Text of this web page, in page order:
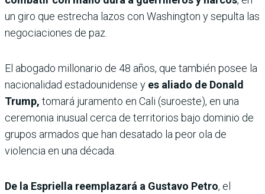
un giro que estrecha lazos con Washington y sepulta las
negociaciones de paz.
El abogado millonario de 48 años, que también posee la
nacionalidad estadounidense y es aliado de Donald
Trump, tomará juramento en Cali (suroeste), en una
ceremonia inusual cerca de territorios bajo dominio de
grupos armados que han desatado la peor ola de
violencia en una década.
De la Espriella reemplazará a Gustavo Petro, el